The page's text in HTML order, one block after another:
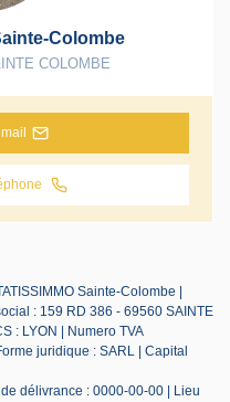
Colombe
COLOMBE
Sainte-Colombe |
: 159 RD 386 - 69560 SAINTE
: LYON | Numero TVA
juridique : SARL | Capital
délivrance : 0000-00-00 | Lieu